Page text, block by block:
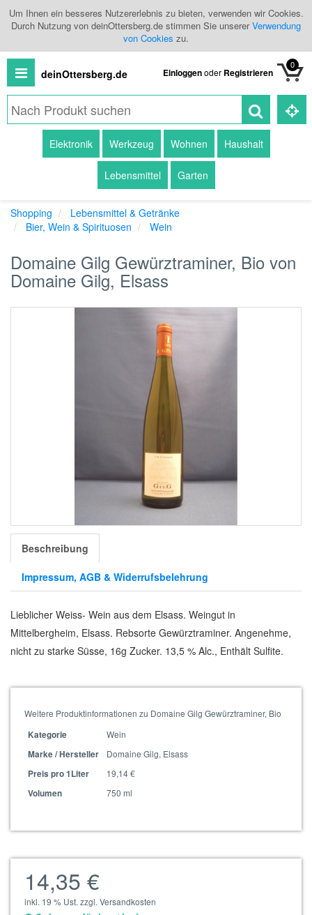
Um Ihnen ein besseres Nutzererlebnis zu bieten, verwenden wir Cookies.
Durch Nutzung von deinOttersberg.de stimmen Sie unsererVerwendung
von Cookies zu.
deinOttersberg.de Einloggenoder Registrieren
0
Produkte
Händlerübersicht
Elektronik Werkzeug Wohnen Haushalt
Lebensmittel Garten
Shopping
Lebensmittel & Getränke
Bier, Wein & Spirituosen
Wein
Domaine Gilg Gewürztraminer, Bio von
Domaine Gilg, Elsass
Beschreibung
Impressum, AGB & Widerrufsbelehrung
Lieblicher Weiss- Wein aus dem Elsass. Weingut in
Mittelbergheim, Elsass. Rebsorte Gewürztraminer. Angenehme,
nicht zu starke Süsse, 16g Zucker. 13,5 % Alc., Enthält Sulfite.
Weitere Produktinformationen zu Domaine Gilg Gewürztraminer, Bio
Kategorie
Wein
Marke / Hersteller
Domaine Gilg, Elsass
Preis pro 1Liter
19,14 €
Volumen
750 ml
14,35 €
inkl. 19 % Ust. zzgl. Versandkosten